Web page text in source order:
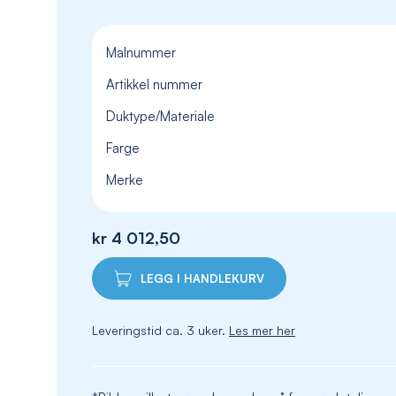
Malnummer
Artikkel nummer
Duktype/Materiale
Farge
Merke
kr 4 012,50
LEGG I HANDLEKURV
Leveringstid ca. 3 uker. Les mer her